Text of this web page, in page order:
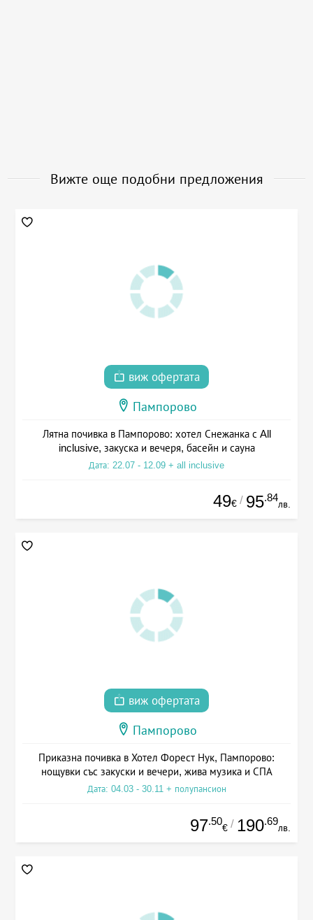
Вижте още подобни предложения
виж офертата
Пампорово
Лятна почивка в Пампорово: хотел Снежанка с All
inclusive, закуска и вечеря, басейн и сауна
Дата: 22.07 - 12.09 + all inclusive
49€ / 95.84
лв.
виж офертата
Пампорово
Приказна почивка в Хотел Форест Нук, Пампорово:
нощувки със закуски и вечери, жива музика и СПА
Дата: 04.03 - 30.11 + полупансион
97.50
€ / 190.69
лв.